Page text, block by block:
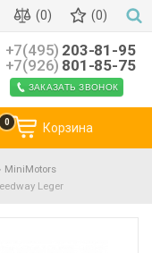
(0) (0)
+7(495) 203-81-95
+7(926) 801-85-75
ЗАКАЗАТЬ ЗВОНОК
Корзина
0
MiniMotors
Leger